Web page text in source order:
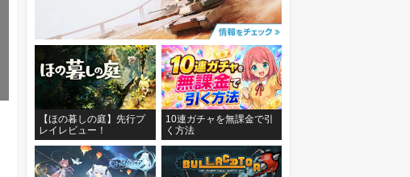
【ほの暮しの庭】先行プ
レイレビュー！
10連ガチャを無課金で引
く方法